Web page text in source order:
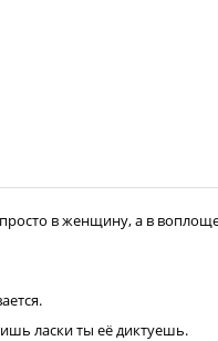
в женщину, а в
ласки ты её диктуешь.